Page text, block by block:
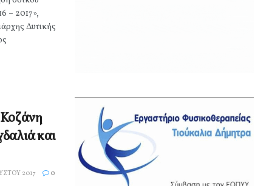
– 2017»,
Δυτικής
και
2017 0